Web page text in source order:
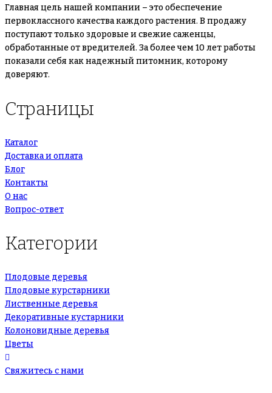
Главная цель нашей компании – это обеспечение
первоклассного качества каждого растения. В продажу
поступают только здоровые и свежие саженцы,
обработанные от вредителей. За более чем 10 лет работы
показали себя как надежный питомник, которому
доверяют.
Страницы
Каталог
Доставка и оплата
Блог
Контакты
О нас
Вопрос-ответ
Категории
Плодовые деревья
Плодовые курстарники
Лиственные деревья
Декоративные кустарники
Колоновидные деревья
Цветы
Свяжитесь с нами